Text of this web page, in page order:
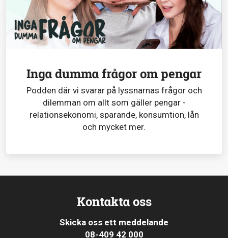
Inga dumma frågor om pengar
Podden där vi svarar på lyssnarnas frågor och
dilemman om allt som gäller pengar -
relationsekonomi, sparande, konsumtion, lån
och mycket mer.
Kontakta oss
Skicka oss ett meddelande
08-409 42 000